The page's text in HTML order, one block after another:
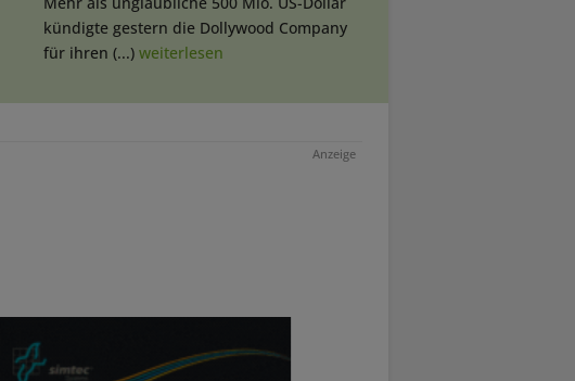
kündigte gestern die Dollywood Company
für ihren (...) weiterlesen
Anzeige